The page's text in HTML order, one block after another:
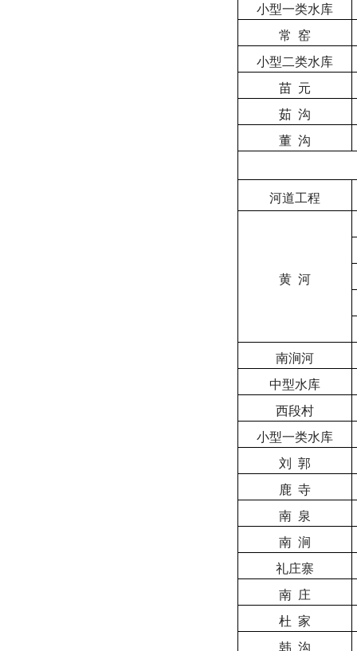
小型一类水库
常 窑
小型二类水库
苗 元
茹 沟
董 沟
河道工程
黄 河
南涧河
中型水库
西段村
小型一类水库
刘
郭
鹿 寺
南 泉
南 涧
礼庄寨
南
庄
杜 家
韩 沟